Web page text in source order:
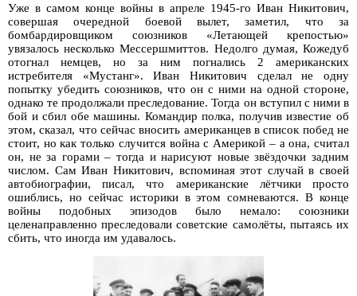
Уже в самом конце войны в апреле 1945-го Иван Никитович,
совершая очередной боевой вылет, заметил, что за
бомбардировщиком союзников «Летающей крепостью»
увязалось несколько Мессершмиттов. Недолго думая, Кожедуб
отогнал немцев, но за ним погнались 2 американских
истребителя «Мустанг». Иван Никитович сделал не одну
попытку убедить союзников, что он с ними на одной стороне,
однако те продолжали преследование. Тогда он вступил с ними в
бой и сбил обе машины. Командир полка, получив известие об
этом, сказал, что сейчас вносить американцев в список побед не
стоит, но как только случится война с Америкой – а она, считал
он, не за горами – тогда и нарисуют новые звёздочки задним
числом. Сам Иван Никитович, вспоминая этот случай в своей
автобиографии, писал, что американские лётчики просто
ошиблись, но сейчас историки в этом сомневаются. В конце
войны подобных эпизодов было немало: союзники
целенаправленно преследовали советские самолёты, пытаясь их
сбить, что иногда им удавалось.